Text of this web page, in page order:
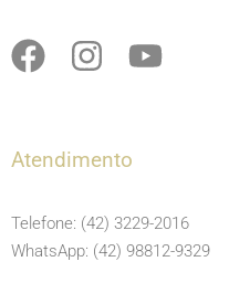
F
e
o
o
I
t
g
r
Y
b
e
Atendimento
Telefone: (42) 3229-2016
WhatsApp: (42) 98812-9329